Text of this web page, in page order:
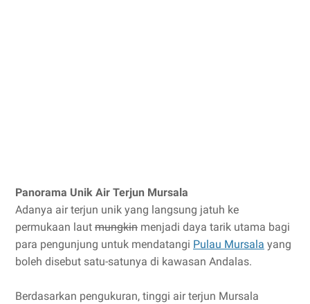
Panorama Unik Air Terjun Mursala
Adanya air terjun unik yang langsung jatuh ke
permukaan laut mungkin menjadi daya tarik utama bagi
para pengunjung untuk mendatangi Pulau Mursala yang
boleh disebut satu-satunya di kawasan Andalas.
Berdasarkan pengukuran, tinggi air terjun Mursala